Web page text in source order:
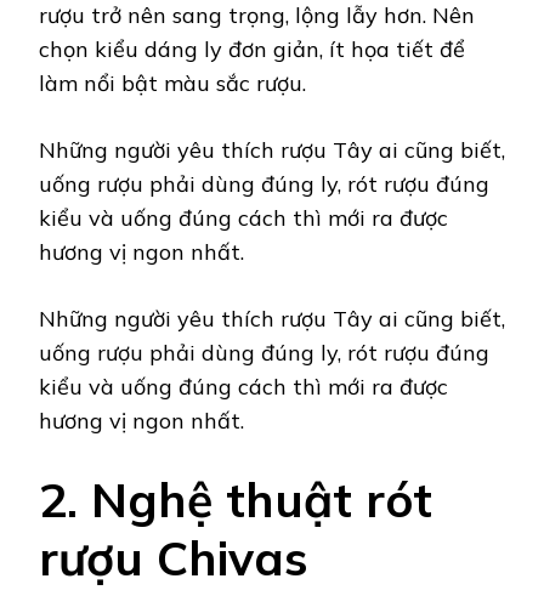
rượu trở nên sang trọng, lộng lẫy hơn. Nên
chọn kiểu dáng ly đơn giản, ít họa tiết để
làm nổi bật màu sắc rượu.
Những người yêu thích rượu Tây ai cũng biết,
uống rượu phải dùng đúng ly, rót rượu đúng
kiểu và uống đúng cách thì mới ra được
hương vị ngon nhất.
Những người yêu thích rượu Tây ai cũng biết,
uống rượu phải dùng đúng ly, rót rượu đúng
kiểu và uống đúng cách thì mới ra được
hương vị ngon nhất.
2. Nghệ thuật rót
rượu Chivas